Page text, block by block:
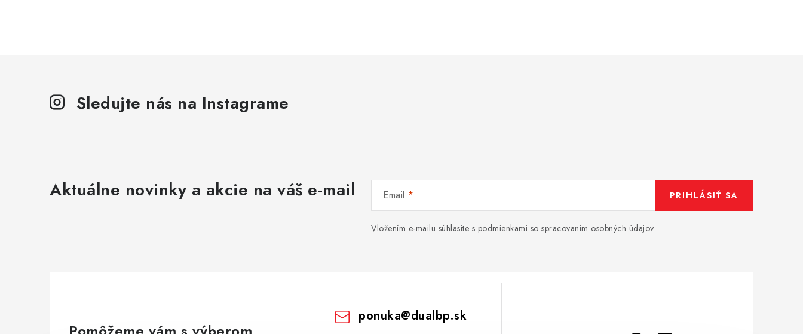
Sledujte nás na Instagrame
Aktuálne novinky a akcie na váš e-mail Email
Vložením e-mailu súhlasíte s podmienkami so spracovaním osobných údajov.
PRIHLÁSIŤ SA
ponuka@dualbp.sk